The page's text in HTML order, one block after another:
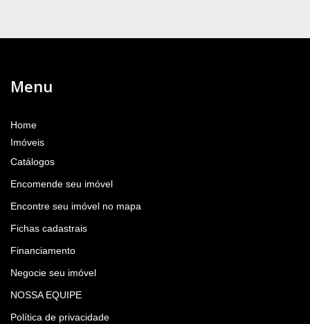
Menu
Home
Imóveis
Catálogos
Encomende seu imóvel
Encontre seu imóvel no mapa
Fichas cadastrais
Financiamento
Negocie seu imóvel
NOSSA EQUIPE
Política de privacidade